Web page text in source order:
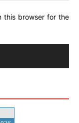
this browser for the